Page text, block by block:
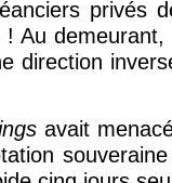
privés
Au
direction
avait